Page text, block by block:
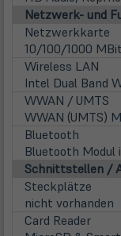
Netzwerk- und
Netzwerkkarte
10/100/1000
Wireless LAN
Intel Dual Band
WWAN / UMTS
WWAN (UMTS)
Bluetooth
Bluetooth Modul
Schnittstellen /
Steckplätze
nicht vorhanden
Card Reader